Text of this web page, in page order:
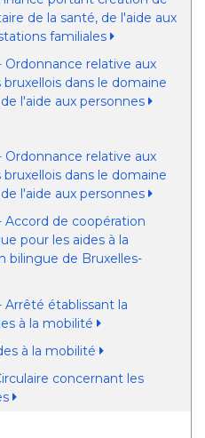
de la santé, de l'aide aux
familiales
Ordonnance relative aux
dans le domaine
l'aide aux personnes
Ordonnance relative aux
dans le domaine
l'aide aux personnes
Accord de coopération
pour les aides à la
bilingue de Bruxelles-
Arrêté établissant la
à la mobilité
à la mobilité
concernant les